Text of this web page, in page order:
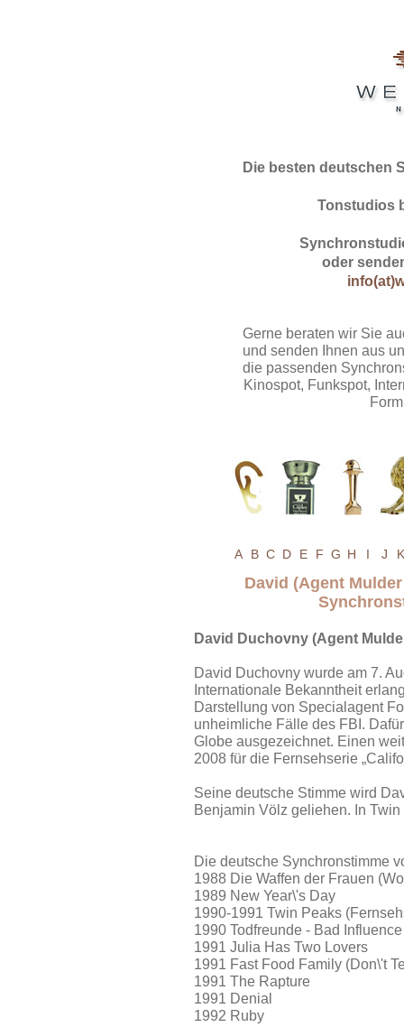
Die besten deutschen
Tonstudios
oder
Gerne beraten wir Sie
und senden Ihnen aus
die passenden
Kinospot, Funkspot,
A B C D E F G H I J K
David (Agent
David Duchovny (Agent
David Duchovny wurde am 7.
Internationale Bekanntheit
Darstellung von Specialagent
unheimliche Fälle des FBI.
Globe ausgezeichnet. Einen
2008 für die Fernsehserie
Seine deutsche Stimme wird
Benjamin Völz geliehen. In
Die deutsche Synchronstimme
1988 Die Waffen der Frauen
1989 New Year\'s Day
1990-1991 Twin Peaks
1990 Todfreunde - Bad Influence
1991 Julia Has Two Lovers
1991 Fast Food Family (Don\'t
1991 The Rapture
1991 Denial
1992 Ruby